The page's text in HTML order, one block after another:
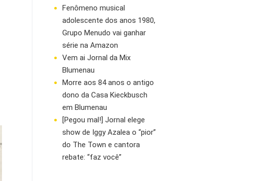
Fenômeno musical
adolescente dos anos 1980,
Grupo Menudo vai ganhar
série na Amazon
Vem ai Jornal da Mix
Blumenau
Morre aos 84 anos o antigo
dono da Casa Kieckbusch
em Blumenau
[Pegou mal!] Jornal elege
show de Iggy Azalea o “pior”
do The Town e cantora
rebate: “faz você”